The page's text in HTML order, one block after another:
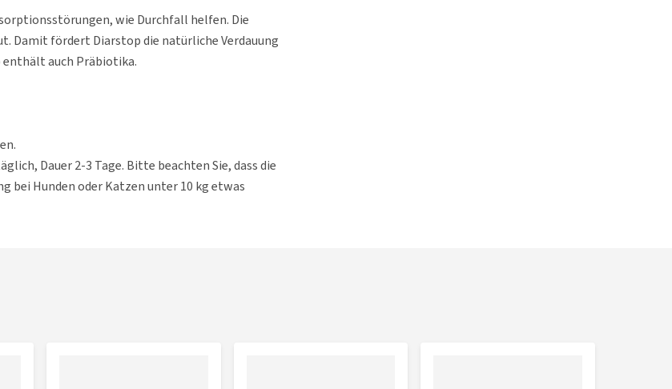
wie Durchfall helfen. Die
Damit fördert Diarstop die natürliche Verdauung
auch Präbiotika.
Dauer 2-3 Tage. Bitte beachten Sie, dass die
bei Hunden oder Katzen unter 10 kg etwas
der Reichweite von Kindern aufbewahren.